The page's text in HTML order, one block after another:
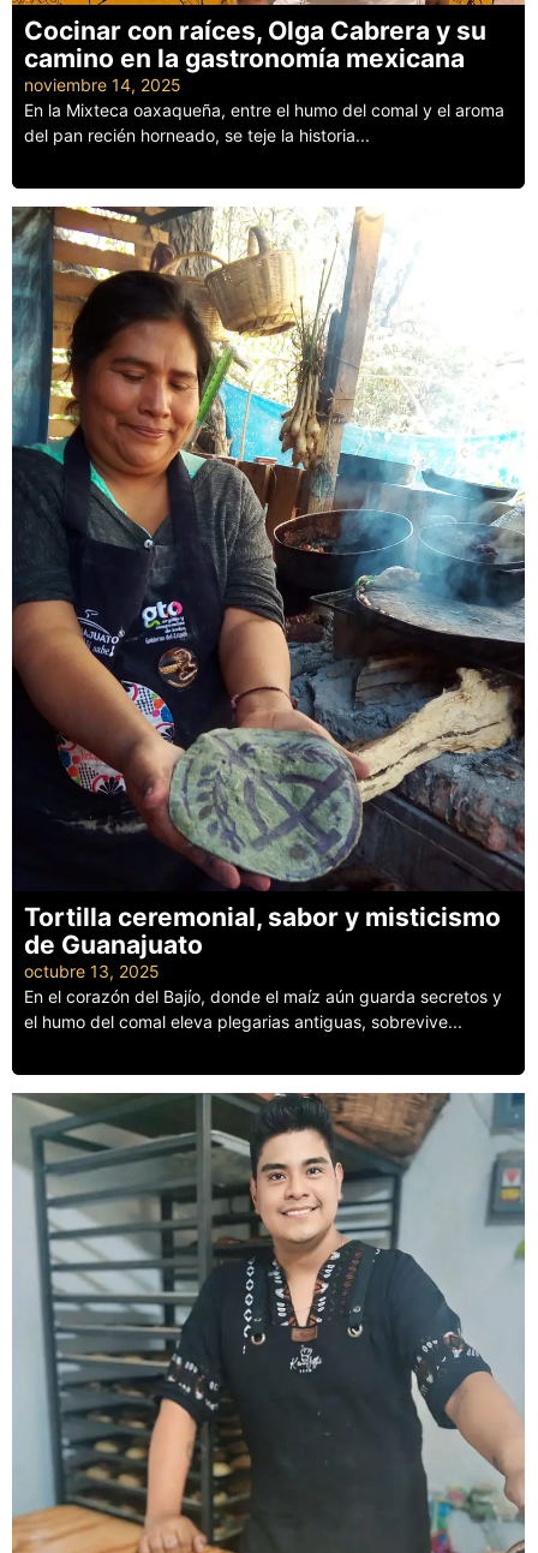
Cocinar con raíces, Olga Cabrera y su
camino en la gastronomía mexicana
noviembre 14, 2025
En la Mixteca oaxaqueña, entre el humo del comal y el aroma
del pan recién horneado, se teje la historia...
Tortilla ceremonial, sabor y misticismo
de Guanajuato
octubre 13, 2025
En el corazón del Bajío, donde el maíz aún guarda secretos y
el humo del comal eleva plegarias antiguas, sobrevive...